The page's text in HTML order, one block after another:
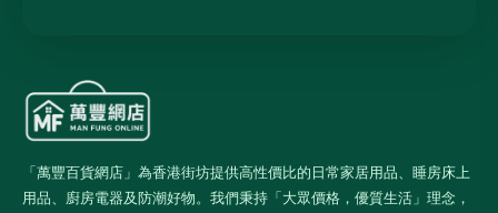
「萬豐百貨網店」為香港街坊提供高性價比的日常家居用品、睡房床上
用品、廚房電器及防潮好物。我們秉持「大眾價格，優質生活」理念，